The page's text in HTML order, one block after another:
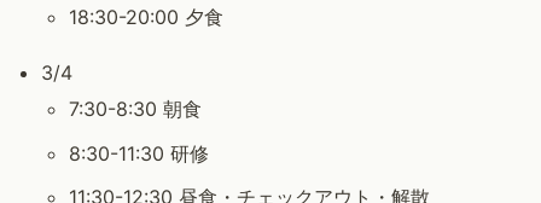
18:30-20:00 夕食
3/4
7:30-8:30 朝食
8:30-11:30 研修
11:30-12:30 昼食・チェックアウト・解散